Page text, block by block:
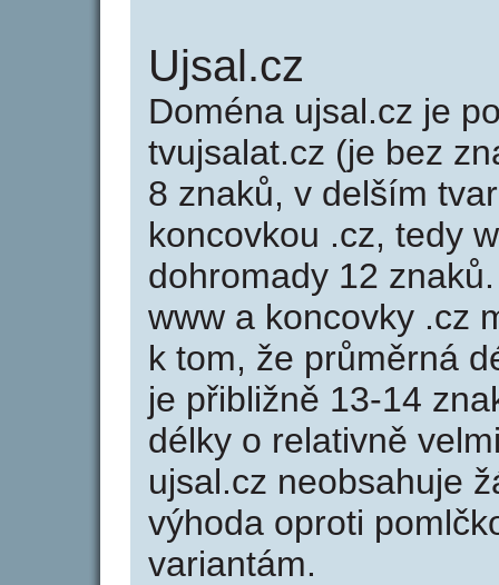
Ujsal.cz
Doména ujsal.cz je
tvujsalat.cz (je bez
8 znaků, v delším
koncovkou .cz, tedy
dohromady 12
www a koncovky .cz
k tom, že průměrná
je přibližně 13-14
délky o relativně
ujsal.cz neobsahuje
výhoda oproti
variantám.